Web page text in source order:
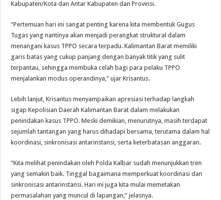
Kabupaten/Kota dan Antar Kabupaten dan Provinsi.
“Pertemuan hari ini sangat penting karena kita membentuk Gugus
Tugas yang nantinya akan menjadi perangkat struktural dalam
menangani kasus TPPO secara terpadu. Kalimantan Barat memiliki
garis batas yang cukup panjang dengan banyak titik yang sulit
terpantau, sehingga membuka celah bagi para pelaku TPPO
menjalankan modus operandinya,” ujar Krisantus.
Lebih lanjut, Krisantus menyampaikan apresiasi terhadap langkah
sigap Kepolisian Daerah Kalimantan Barat dalam melakukan
penindakan kasus TPPO. Meski demikian, menurutnya, masih terdapat
sejumlah tantangan yang harus dihadapi bersama, terutama dalam hal
koordinasi, sinkronisasi antarinstansi, serta keterbatasan anggaran.
“Kita melihat penindakan oleh Polda Kalbar sudah menunjukkan tren
yang semakin baik. Tinggal bagaimana memperkuat koordinasi dan
sinkronisasi antarinstansi. Hari ini juga kita mulai memetakan
permasalahan yang muncul di lapangan,” jelasnya.